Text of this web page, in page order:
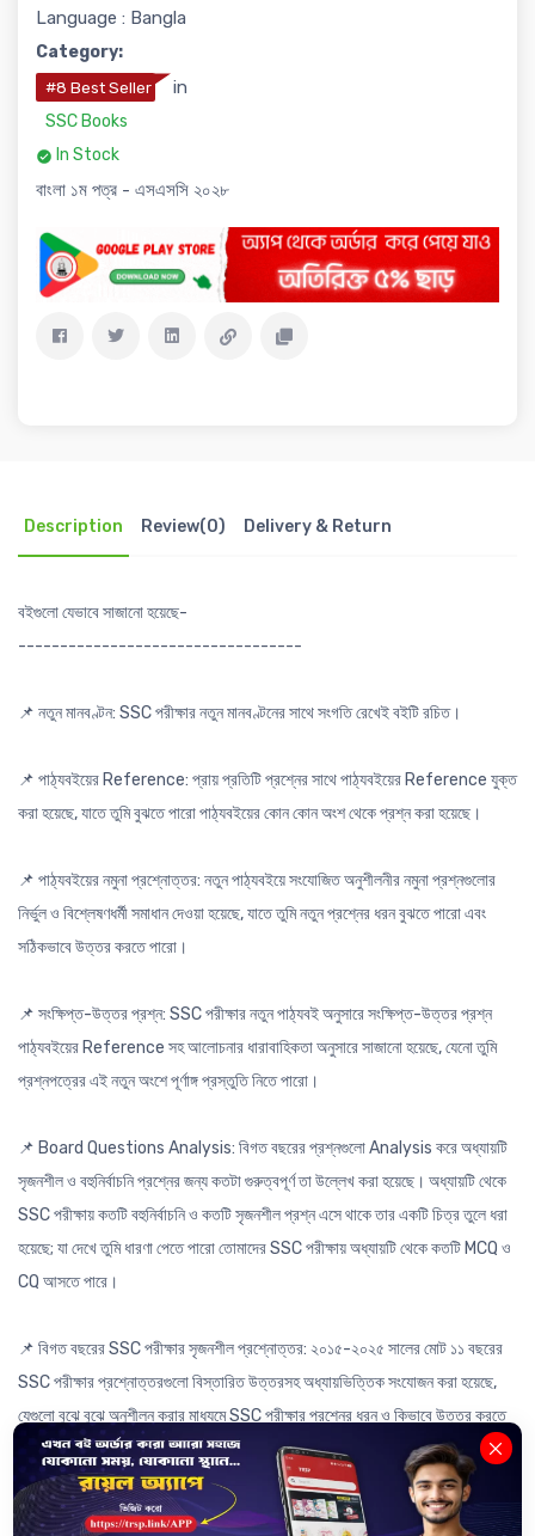
Language : Bangla
Category:
#8 Best Seller in
SSC Books
In Stock
বাংলা ১ম পত্র - এসএসসি ২০২৮
Description Review(0) Delivery & Return
বইগুলো যেভাবে সাজানো হয়েছে-
----------------------------------
📌 নতুন মানবণ্টন: SSC পরীক্ষার নতুন মানবণ্টনের সাথে সংগতি রেখেই বইটি রচিত।
📌 পাঠ্যবইয়ের Reference: প্রায় প্রতিটি প্রশ্নের সাথে পাঠ্যবইয়ের Reference যুক্ত
করা হয়েছে, যাতে তুমি বুঝতে পারো পাঠ্যবইয়ের কোন কোন অংশ থেকে প্রশ্ন করা হয়েছে।
📌 পাঠ্যবইয়ের নমুনা প্রশ্নোত্তর: নতুন পাঠ্যবইয়ে সংযোজিত অনুশীলনীর নমুনা প্রশ্নগুলোর
নির্ভুল ও বিশ্লেষণধর্মী সমাধান দেওয়া হয়েছে, যাতে তুমি নতুন প্রশ্নের ধরন বুঝতে পারো এবং
সঠিকভাবে উত্তর করতে পারো।
📌 সংক্ষিপ্ত-উত্তর প্রশ্ন: SSC পরীক্ষার নতুন পাঠ্যবই অনুসারে সংক্ষিপ্ত-উত্তর প্রশ্ন
পাঠ্যবইয়ের Reference সহ আলোচনার ধারাবাহিকতা অনুসারে সাজানো হয়েছে, যেনো তুমি
প্রশ্নপত্রের এই নতুন অংশে পূর্ণাঙ্গ প্রস্তুতি নিতে পারো।
📌 Board Questions Analysis: বিগত বছরের প্রশ্নগুলো Analysis করে অধ্যায়টি
সৃজনশীল ও বহুনির্বাচনি প্রশ্নের জন্য কতটা গুরুত্বপূর্ণ তা উল্লেখ করা হয়েছে। অধ্যায়টি থেকে
SSC পরীক্ষায় কতটি বহুনির্বাচনি ও কতটি সৃজনশীল প্রশ্ন এসে থাকে তার একটি চিত্র তুলে ধরা
হয়েছে; যা দেখে তুমি ধারণা পেতে পারো তোমাদের SSC পরীক্ষায় অধ্যায়টি থেকে কতটি MCQ ও
CQ আসতে পারে।
📌 বিগত বছরের SSC পরীক্ষার সৃজনশীল প্রশ্নোত্তর: ২০১৫-২০২৫ সালের মোট ১১ বছরের
SSC পরীক্ষার প্রশ্নোত্তরগুলো বিস্তারিত উত্তরসহ অধ্যায়ভিত্তিক সংযোজন করা হয়েছে,
যেগুলো বুঝে বুঝে অনুশীলন করার মাধ্যমে SSC পরীক্ষার প্রশ্নের ধরন ও কিভাবে উত্তর করতে
হবে তার ধারণা পেতে পারো। একই সাথে এই প্রশ্নোত্তরগুলো বুঝে Practice করার মাধ্যমে
SSC এর জন্য গুরুত্বপূর্ণ Topic গুলোও আয়ত্তে চলে আসবে।